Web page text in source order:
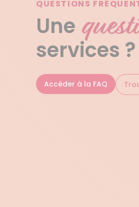
QUESTIONS
Une
services ?
Accéder à la FAQ